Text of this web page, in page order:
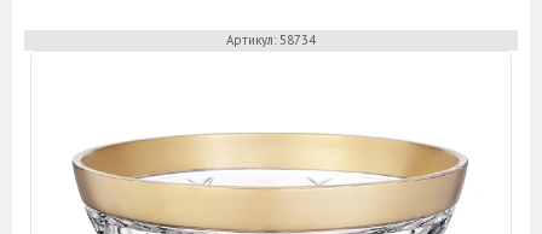
Артикул: 58734